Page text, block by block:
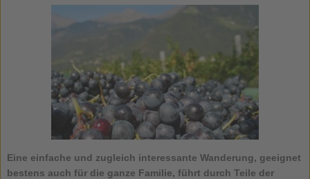
Eine einfache und zugleich interessante Wanderung, geeignet
bestens auch für die ganze Familie, führt durch Teile der